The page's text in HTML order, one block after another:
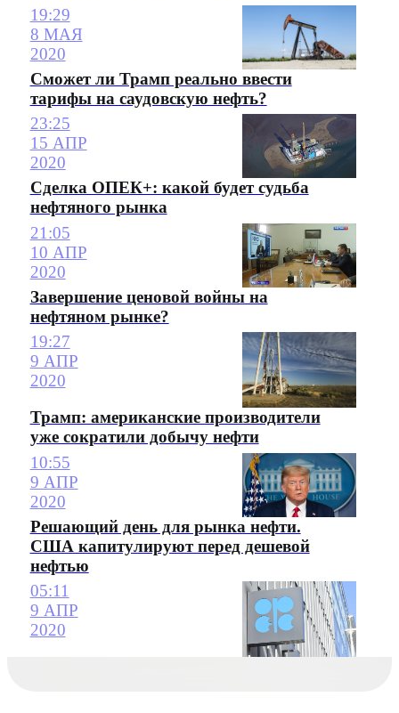
19:29
8 МАЯ
2020
Сможет ли Трамп реально ввести
тарифы на саудовскую нефть?
23:25
15 АПР
2020
Сделка ОПЕК+: какой будет судьба
нефтяного рынка
21:05
10 АПР
2020
Завершение ценовой войны на
нефтяном рынке?
19:27
9 АПР
2020
Трамп: американские производители
уже сократили добычу нефти
10:55
9 АПР
2020
Решающий день для рынка нефти.
США капитулируют перед дешевой
нефтью
05:11
9 АПР
2020